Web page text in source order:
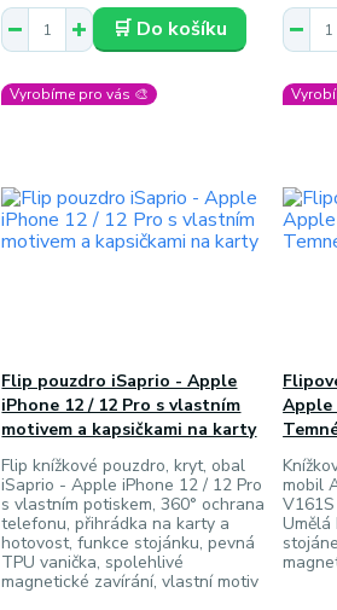
🛒 Do košíku
Vyrobíme pro vás 🎨
Flip pouzdro iSaprio - Apple
iPhone 12 / 12 Pro s vlastním
motivem a kapsičkami na karty
Flip knížkové pouzdro, kryt, obal
iSaprio - Apple iPhone 12 / 12 Pro
s vlastním potiskem, 360° ochrana
telefonu, přihrádka na karty a
hotovost, funkce stojánku, pevná
TPU vanička, spolehlivé
magnetické zavírání, vlastní motiv
Apple
mobil
Umělá